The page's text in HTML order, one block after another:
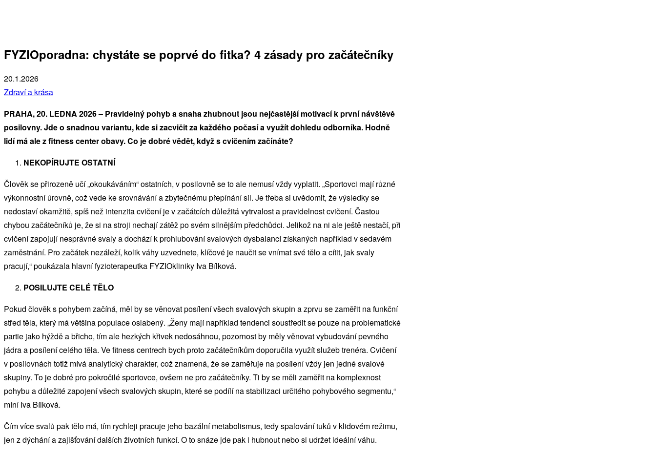
FYZIOporadna: chystáte se poprvé do fitka? 4 zásady pro začátečníky
20.1.2026
Zdraví a krása
PRAHA, 20. LEDNA 2026 – Pravidelný pohyb a snaha zhubnout jsou nejčastější motivací k první návštěvě
posilovny. Jde o snadnou variantu, kde si zacvičit za každého počasí a využít dohledu odborníka. Hodně
lidí má ale z fitness center obavy. Co je dobré vědět, když s cvičením začínáte?
NEKOPÍRUJTE OSTATNÍ
Člověk se přirozeně učí „okoukáváním“ ostatních, v posilovně se to ale nemusí vždy vyplatit. „Sportovci mají různé
výkonnostní úrovně, což vede ke srovnávání a zbytečnému přepínání sil. Je třeba si uvědomit, že výsledky se
nedostaví okamžitě, spíš než intenzita cvičení je v začátcích důležitá vytrvalost a pravidelnost cvičení. Častou
chybou začátečníků je, že si na stroji nechají zátěž po svém silnějším předchůdci. Jelikož na ni ale ještě nestačí, při
cvičení zapojují nesprávné svaly a dochází k prohlubování svalových dysbalancí získaných například v sedavém
zaměstnání. Pro začátek nezáleží, kolik váhy uzvednete, klíčové je naučit se vnímat své tělo a cítit, jak svaly
pracují,“ poukázala hlavní fyzioterapeutka FYZIOkliniky Iva Bílková.
POSILUJTE CELÉ TĚLO
Pokud člověk s pohybem začíná, měl by se věnovat posílení všech svalových skupin a zprvu se zaměřit na funkční
střed těla, který má většina populace oslabený. „Ženy mají například tendenci soustředit se pouze na problematické
partie jako hýždě a břicho, tím ale hezkých křivek nedosáhnou, pozornost by měly věnovat vybudování pevného
jádra a posílení celého těla. Ve fitness centrech bych proto začátečníkům doporučila využít služeb trenéra. Cvičení
v posilovnách totiž mívá analytický charakter, což znamená, že se zaměřuje na posílení vždy jen jedné svalové
skupiny. To je dobré pro pokročilé sportovce, ovšem ne pro začátečníky. Ti by se měli zaměřit na komplexnost
pohybu a důležité zapojení všech svalových skupin, které se podílí na stabilizaci určitého pohybového segmentu,“
míní Iva Bílková.
Čím více svalů pak tělo má, tím rychleji pracuje jeho bazální metabolismus, tedy spalování tuků v klidovém režimu,
jen z dýchání a zajišťování dalších životních funkcí. O to snáze jde pak i hubnout nebo si udržet ideální váhu.